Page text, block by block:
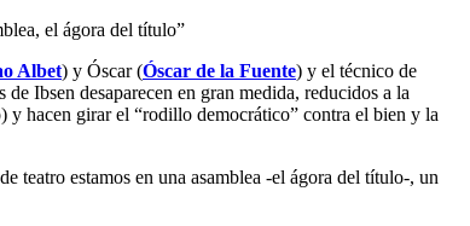
el ágora del título”
Albet) y Óscar (Óscar de la Fuente) y el técnico de
Ibsen desaparecen en gran medida, reducidos a la
y hacen girar el “rodillo democrático” contra el bien y la
teatro estamos en una asamblea -el ágora del título-, un